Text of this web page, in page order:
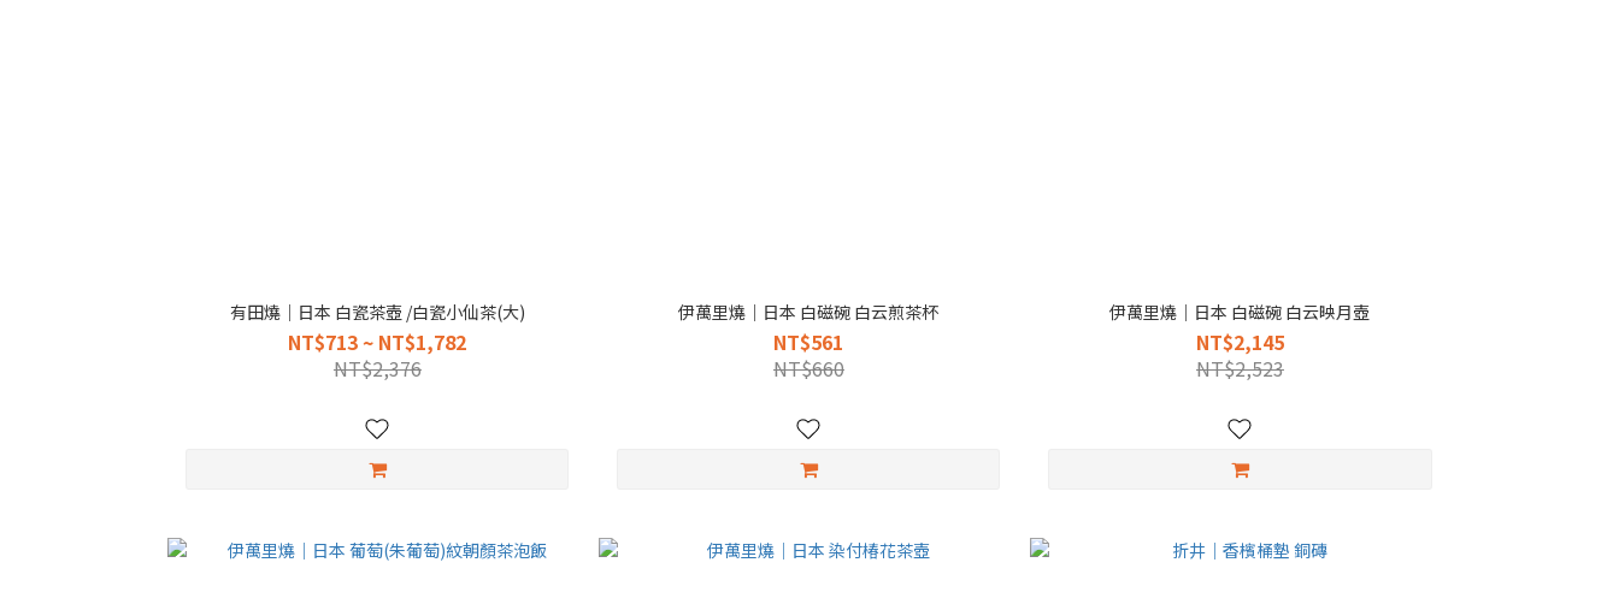
有田燒｜日本 白瓷茶壺 /白瓷小仙茶(大)
NT$713 ~ NT$1,782
NT$2,376
伊萬里燒｜日本 白磁碗 白云煎茶杯
NT$561
NT$660
伊萬里燒｜日本 白磁碗 白云映月壺
NT$2,145
NT$2,523